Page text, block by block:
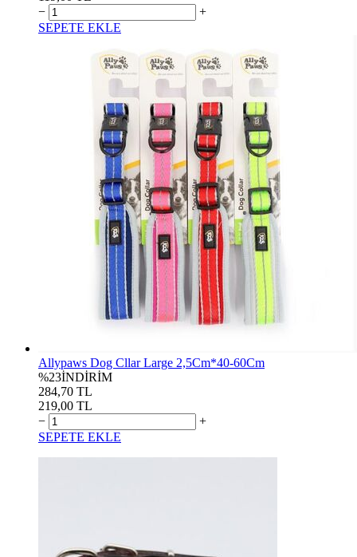
−
+
SEPETE EKLE
Allypaws Dog Cllar Large 2,5Cm*40-60Cm
%23İNDİRİM
284,70 TL
219,00 TL
−
+
SEPETE EKLE